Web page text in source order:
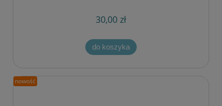
30,00 zł
do koszyka
nowość